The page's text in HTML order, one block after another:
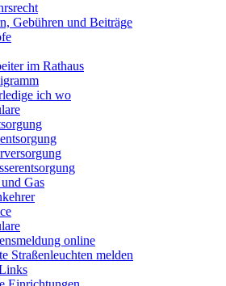
Gebühren und Beiträge
im Rathaus
ich wo
Gas
online
Straßenleuchten melden